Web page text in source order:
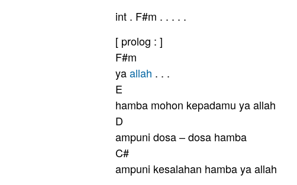
int . F#m . . . . .
[ prolog : ]
F#m
yaallah . . .
E
hamba mohon kepadamu ya allah
D
ampuni dosa – dosa hamba
C#
ampuni kesalahan hamba ya allah